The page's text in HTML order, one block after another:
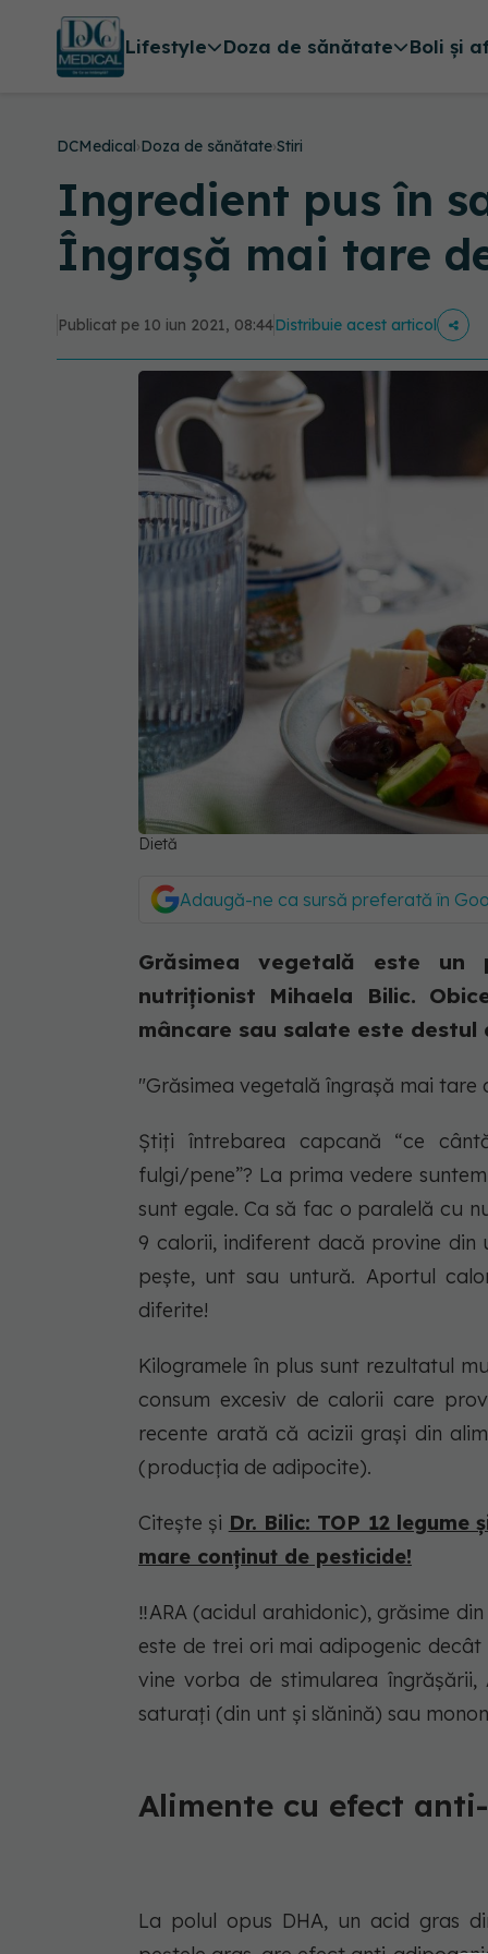
Lifestyle Doza de sănătate Boli și
DCMedical›Doza de sănătate›Stiri
Ingredient pus în
Îngrașă mai tare
Publicat pe 10 iun 2021, 08:44Distribuie acest articol
Dietă
Adaugă-ne ca sursă preferată în
Grăsimea vegetală este un
nutriționist Mihaela Bilic.
mâncare sau salate este destul
"Grăsimea vegetală îngrașă mai tare
Știți întrebarea capcană “ce
fulgi/pene”? La prima vedere
sunt egale. Ca să fac o paralelă cu
9 calorii, indiferent dacă provine din
pește, unt sau untură. Aportul
diferite!
Kilogramele în plus sunt rezultatul
consum excesiv de calorii care
recente arată că acizii grași din
(producția de adipocite).
Citește și Dr. Bilic: TOP 12
mare conținut de pesticide!
‼️ARA (acidul arahidonic), grăsime
este de trei ori mai adipogenic
vine vorba de stimularea
saturați (din unt și slănină) sau
Alimente cu efect
La polul opus DHA, un acid gras